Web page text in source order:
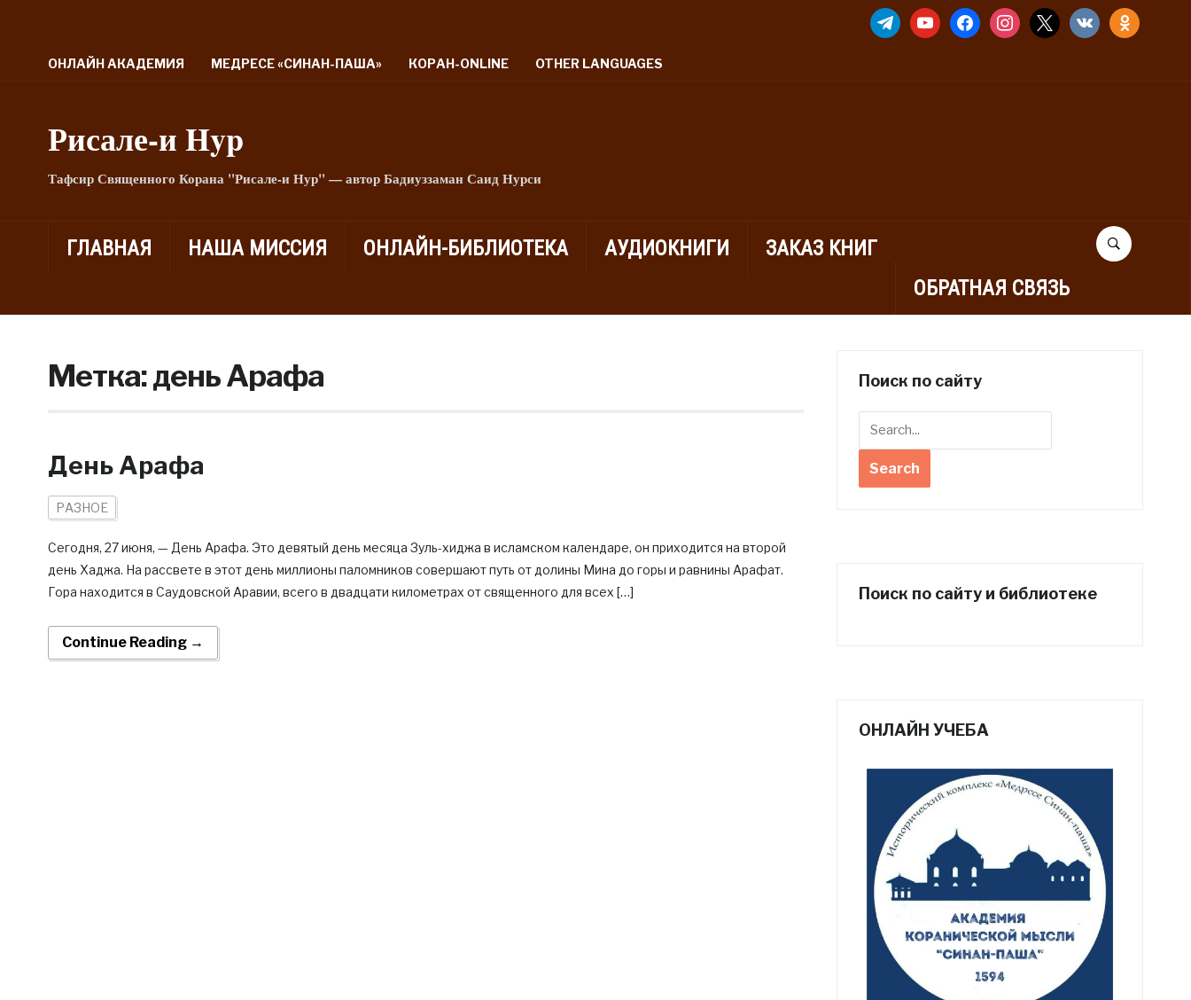
TELEGRAMYOUTUBEFACEBOOKINSTAGRAM
X VKONTAKTE
ОНЛАЙН АКАДЕМИЯ МЕДРЕСЕ «СИНАН-ПАША» КОРАН-ONLINE OTHER LANGUAGES
Рисале-и Hyp
Тафсир Священного Корана "Рисале-и Нур" — автор Бадиуззаман Саид Нурси
ГЛАВНАЯ НАША МИССИЯ ОНЛАЙН-БИБЛИОТЕКА АУДИОКНИГИ
ЗАКАЗ КНИГ
ОБРАТНАЯ СВЯЗЬ
Метка:день Арафа
День Арафа
РАЗНОЕ
Сегодня, 27 июня, — День Арафа. Это девятый день месяца Зуль-хиджа в исламском календаре, он приходится на второй
день Хаджа. На рассвете в этот день миллионы паломников совершают путь от долины Мина до горы и равнины Арафат.
Гора находится в Саудовской Аравии, всего в двадцати километрах от священного для всех […]
Continue Reading →
Поиск по сайту
Поиск по сайту и библиотеке
ОНЛАЙН УЧЕБА